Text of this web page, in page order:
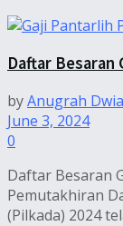
Daftar Besaran
byAnugrah
June 3, 2024
0
Daftar Besaran
Pemutakhiran
(Pilkada) 2024